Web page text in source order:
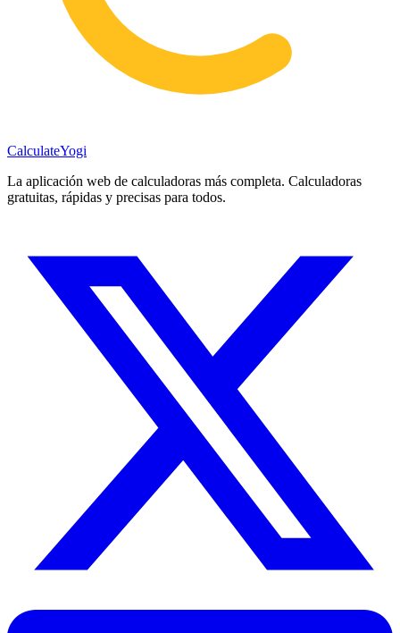
CalculateYogi
La aplicación web de calculadoras más completa. Calculadoras
gratuitas, rápidas y precisas para todos.